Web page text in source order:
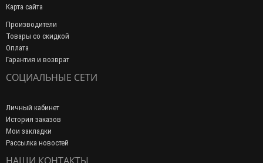
Карта сайта
Производители
Товары со скидкой
Оплата
Гарантия и возврат
СОЦИАЛЬНЫЕ СЕТИ
Личный кабинет
История заказов
Мои закладки
Рассылка новостей